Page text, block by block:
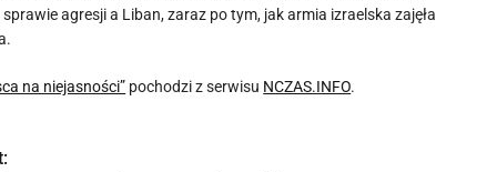
agresji a Liban, zaraz po tym, jak armia izraelska zajęła
na niejasności” pochodzi z serwisu NCZAS.INFO.